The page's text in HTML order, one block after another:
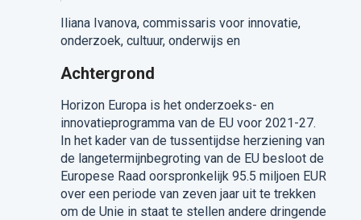
Iliana Ivanova, commissaris voor innovatie,
onderzoek, cultuur, onderwijs en
Achtergrond
Horizon Europa is het onderzoeks- en
innovatieprogramma van de EU voor 2021-27.
In het kader van de tussentijdse herziening van
de langetermijnbegroting van de EU besloot de
Europese Raad oorspronkelijk 95.5 miljoen EUR
over een periode van zeven jaar uit te trekken
om de Unie in staat te stellen andere dringende